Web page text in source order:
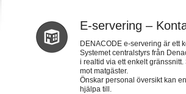
E-servering –
DENACODE e-servering är ett
Systemet centralstyrs från
i realtid via ett enkelt
mot matgäster.
Önskar personal översikt kan
hjälpa till.